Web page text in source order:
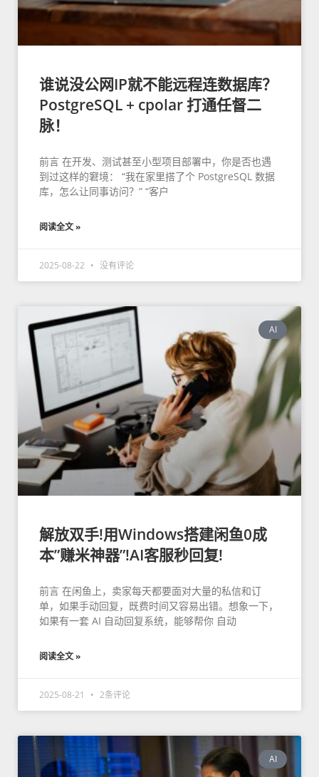
谁说没公网IP就不能远程连数据库？
PostgreSQL + cpolar 打通任督二
脉！
前言 在开发、测试甚至小型项目部署中，你是否也遇
到过这样的窘境： “我在家里搭了个 PostgreSQL 数据
库，怎么让同事访问？” “客户
阅读全文 »
2025-08-22 没有评论
AI
解放双手!用Windows搭建闲鱼0成
本”赚米神器”!AI客服秒回复!
前言 在闲鱼上，卖家每天都要面对大量的私信和订
单，如果手动回复，既费时间又容易出错。想象一下，
如果有一套 AI 自动回复系统，能够帮你 自动
阅读全文 »
2025-08-21 2条评论
AI